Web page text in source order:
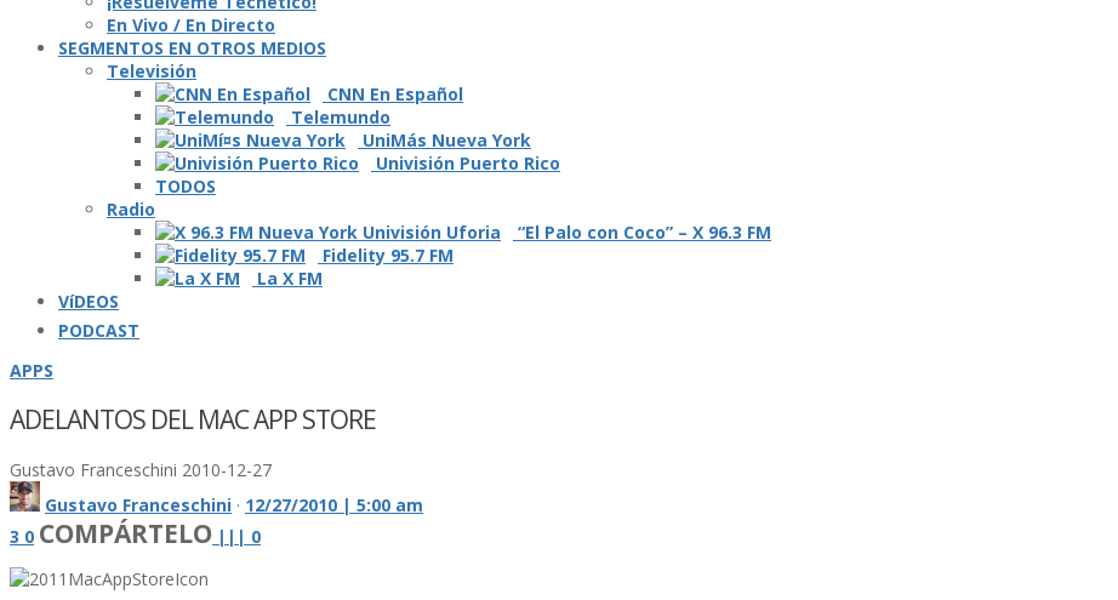
En Vivo / En Directo
SEGMENTOS EN OTROS MEDIOS
Televisión
CNN En Español
Telemundo
UniMás Nueva York
Univisión Puerto Rico
TODOS
Radio
“El Palo con Coco” – X 96.3 FM
Fidelity 95.7 FM
La X FM
VíDEOS
PODCAST
APPS
ADELANTOS DEL MAC APP STORE
Gustavo Franceschini 2010-12-27
Gustavo Franceschini · 12/27/2010 | 5:00 am
3 0 COMPÁRTELO | | | 0